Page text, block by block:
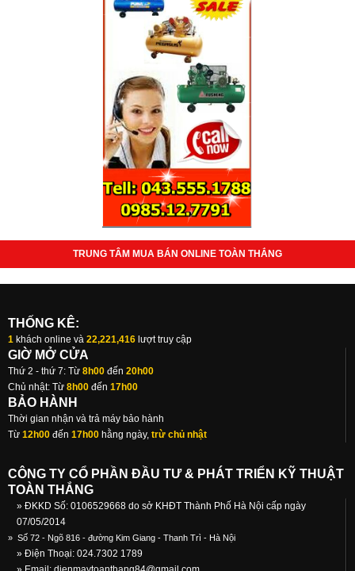
TRUNG TÂM MUA BÁN ONLINE TOÀN THẮNG
THỐNG KÊ:
1 khách online và 22,221,416 lượt truy cập
GIỜ MỞ CỬA
Thứ 2 - thứ 7: Từ 8h00 đến 20h00
Chủ nhật: Từ 8h00 đến 17h00
BẢO HÀNH
Thời gian nhận và trả máy bảo hành
Từ 12h00 đến 17h00 hằng ngày, trừ chủ nhật
CÔNG TY CỔ PHẦN ĐẦU TƯ & PHÁT TRIỂN KỸ THUẬT
TOÀN THẮNG
» ĐKKD Số: 0106529668 do sở KHĐT Thành Phố Hà Nội cấp ngày
07/05/2014
» Số 72 - Ngõ 816 - đường Kim Giang - Thanh Trì - Hà Nội
» Điện Thoại: 024.7302 1789